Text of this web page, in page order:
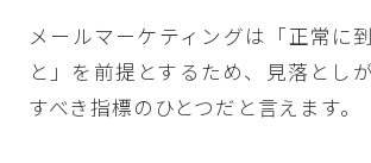
メールマーケティングは「正常に
と」を前提とするため、見落とし
すべき指標のひとつだと言えます。